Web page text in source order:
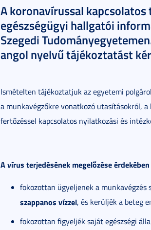
A koronavírussal
egészségügyi hallgatói
Szegedi
angol nyelvű tájékoztatást
Ismételten tájékoztatjuk az egyetemi
a munkavégzőkre vonatkozó utasításokról,
fertőzéssel kapcsolatos nyilatkozási és
A vírus terjedésének megelőzése
fokozottan ügyeljenek a munkavégzés
szappanos vízzel, és kerüljék a beteg
fokozottan figyeljék saját egészségi